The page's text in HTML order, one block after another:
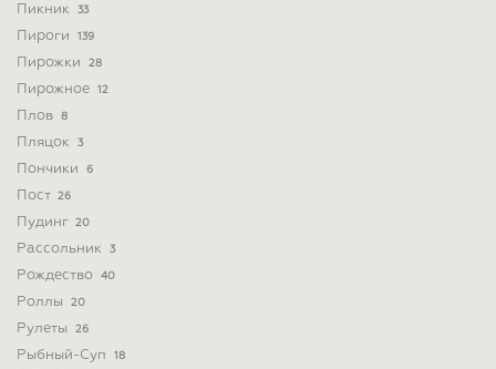
Пикник 33
Пироги 139
Пирожки 28
Пирожное 12
Плов 8
Пляцок 3
Пончики 6
Пост 26
Пудинг 20
Рассольник 3
Рождество 40
Роллы 20
Рулеты 26
Рыбный-Суп 18